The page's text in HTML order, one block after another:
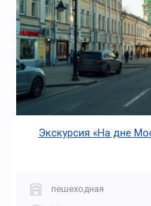
Экскурсия «На дне
пешеходная